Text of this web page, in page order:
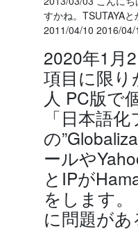
すかね。TSUTAYA
2011/04/10 2016/04/
2020年1月
項目に限
人 PC版で
「日本語
の
ールや
とIPが
をします
に問題が